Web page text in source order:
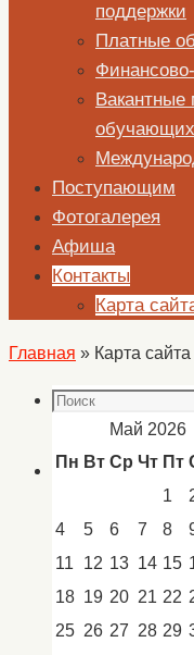
поддержки
Платные
Вакантные
Поступающим
Фотогалерея
Афиша
Контакты
Карта
Главная » Карта сайта
Поиск
Май 2026
Пн Вт Ср Чт Пт
1
4
5 6 7 8
11
12 13 14 15
18 19 20 21 22
25 26 27 28 29